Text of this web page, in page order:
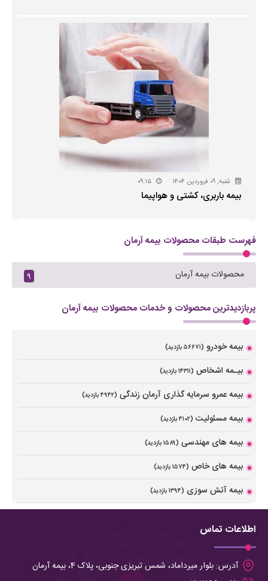
شنبه, ۰۹ فروردین ۱۴۰۴ ۰۹:۱۵
بیمه باربری، کشتی و هواپیما
فهرست طبقات محصولات بیمه آرمان
محصولات بیمه آرمان ۹
پربازدیدترین محصولات و خدمات محصولات بیمه آرمان
بیمه خودرو (۵۶۶۷۱ بازدید)
بیـمه اشخاص (۱۴۳۱۱ بازدید)
بیمه عمرو سرمایه گذاری آرمان زندگی (۴۹۴۲ بازدید)
بیمه مسئولیت (۴۱۰۲ بازدید)
بیمه های مهندسی (۱۵۸۹ بازدید)
بیمه های خاص (۱۵۷۴ بازدید)
بیمه آتش سوزی (۱۳۹۴ بازدید)
اطلاعات تماس
آدرس: بلوار میرداماد، شمس تبریزی جنوبی، پلاک 4، بیمه آرمان